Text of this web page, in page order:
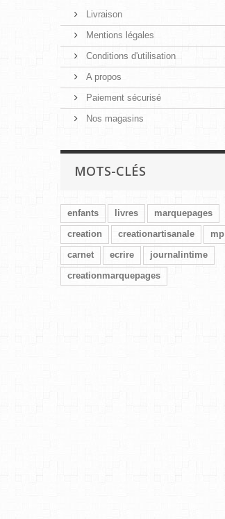
Livraison
Mentions légales
Conditions d'utilisation
A propos
Paiement sécurisé
Nos magasins
MOTS-CLÉS
enfants livres
marquepages
creation
creationartisanale
mp
carnet
ecrire
journalintime
creationmarquepages